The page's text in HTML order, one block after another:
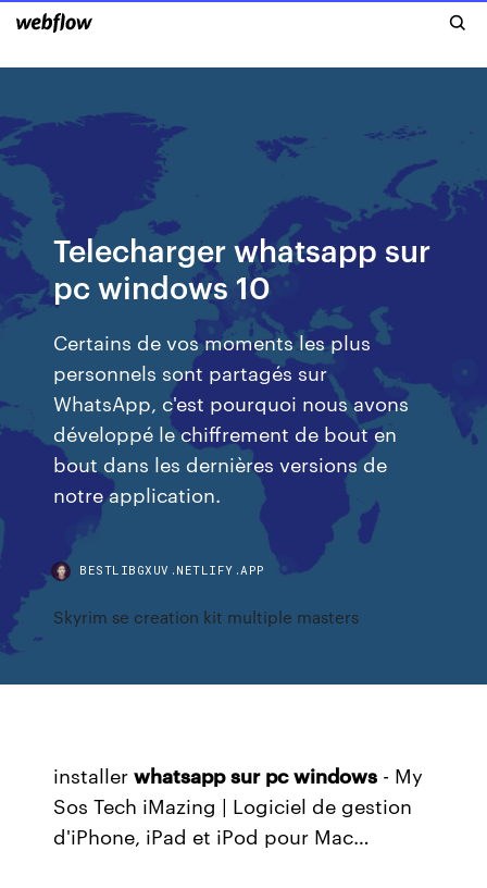
Telecharger whatsapp sur
pc windows 10
Certains de vos moments les plus
personnels sont partagés sur
WhatsApp, c'est pourquoi nous avons
développé le chiffrement de bout en
bout dans les dernières versions de
notre application.
BESTLIBGXUV.NETLIFY.APP
Skyrim se creation kit multiple masters
installerwhatsapp sur pc windows - My
Sos Tech iMazing | Logiciel de gestion
d'iPhone, iPad et iPod pour Mac…